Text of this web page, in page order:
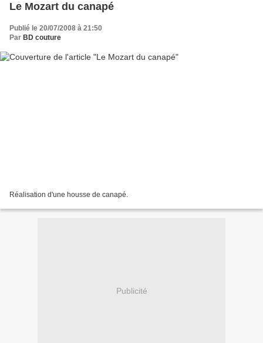
Le Mozart du canapé
Publié le 20/07/2008 à 21:50
Par BD couture
Réalisation d'une housse de canapé.
Publicité